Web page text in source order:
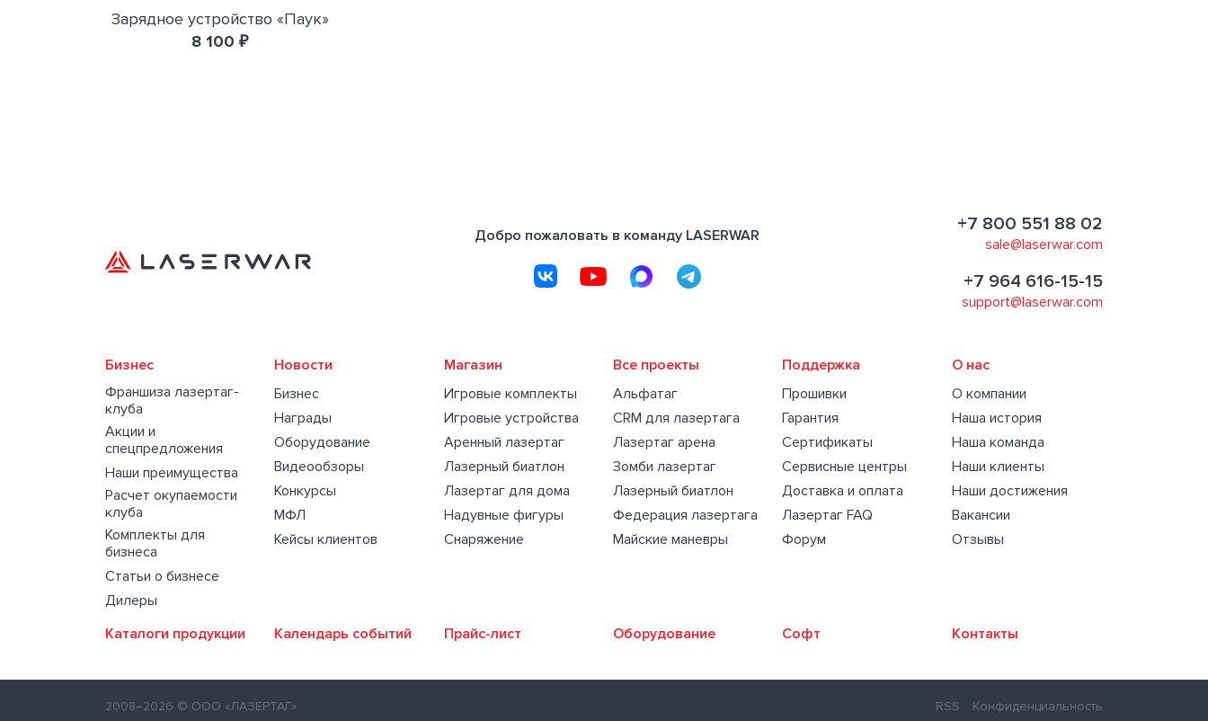
Зарядное устройство «Паук»
8 100 ₽
Добро пожаловать в команду LASERWAR
+7 800 551 88 02
sale@laserwar.com
+7 964 616-15-15
support@laserwar.com
Бизнес
Франшиза лазертаг-
клуба
Акции и
спецпредложения
Наши преимущества
Расчет окупаемости
клуба
Комплекты для
бизнеса
Статьи о бизнесе
Дилеры
Каталоги продукции
Новости
Бизнес
Награды
Оборудование
Видеообзоры
Конкурсы
МФЛ
Кейсы клиентов
Календарь событий
Магазин
Игровые комплекты
Игровые устройства
Аренный лазертаг
Лазерный биатлон
Лазертаг для дома
Надувные фигуры
Снаряжение
Прайс-лист
Все проекты
Альфатаг
CRM для лазертага
Лазертаг арена
Зомби лазертаг
Лазерный биатлон
Федерация лазертага
Майские маневры
Оборудование
Поддержка
Прошивки
Гарантия
Сертификаты
Сервисные центры
Доставка и оплата
Лазертаг FAQ
Форум
Софт
О нас
О компании
Наша история
Наша команда
Наши клиенты
Наши достижения
Вакансии
Отзывы
Контакты
2008–2026 © ООО «ЛАЗЕРТАГ» RSS Конфиденциальность